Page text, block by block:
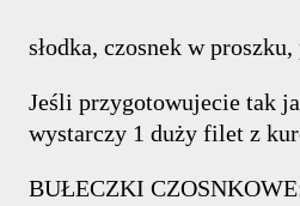
słodka, czosnek w
Jeśli przygotowujecie tak
wystarczy 1 duży filet z
BUŁECZKI